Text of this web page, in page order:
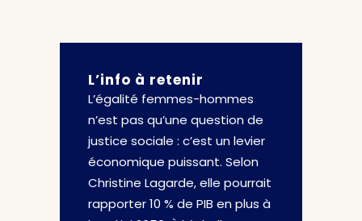
L’info à retenir
L’égalité femmes-hommes
n’est pas qu’une question de
justice sociale : c’est un levier
économique puissant. Selon
Christine Lagarde, elle pourrait
rapporter 10 % de PIB en plus à